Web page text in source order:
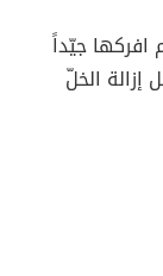
افركها جيّداً
الخلّ